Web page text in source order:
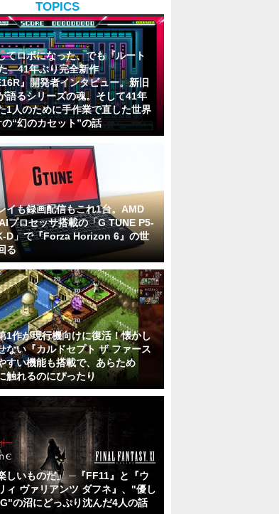
TOPICS
てロボになった、でも『ルート
―41年ぶり完全新作
』開発者インタビュー。新旧
語るシリーズの魂。そして41年
1人のために手作業で直した世界
“幻のカセット”の話
イも録画配信もこれ1台。AMD
プロセッサ搭載の「G TUNE P5-
D」で『Forza Horizon 6』の世
る
1作が現行機向けに復活！懐かし
ない『カルドセプト ザ ファース
すい機能も搭載で、あらため
触れるのにぴったり
しいものだ」 ─『FF11』と『ウ
ィ ヴァリアンツ ダフネ』、"優し
の沼にどっぷり沈んだ4人の話